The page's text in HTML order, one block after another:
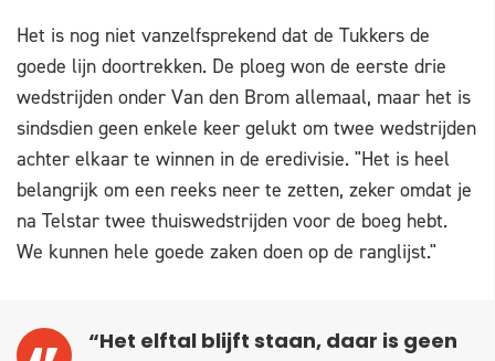
Het is nog niet vanzelfsprekend dat de Tukkers de
goede lijn doortrekken. De ploeg won de eerste drie
wedstrijden onder Van den Brom allemaal, maar het is
sindsdien geen enkele keer gelukt om twee wedstrijden
achter elkaar te winnen in de eredivisie. "Het is heel
belangrijk om een reeks neer te zetten, zeker omdat je
na Telstar twee thuiswedstrijden voor de boeg hebt.
We kunnen hele goede zaken doen op de ranglijst."
“Het elftal blijft staan, daar is geen